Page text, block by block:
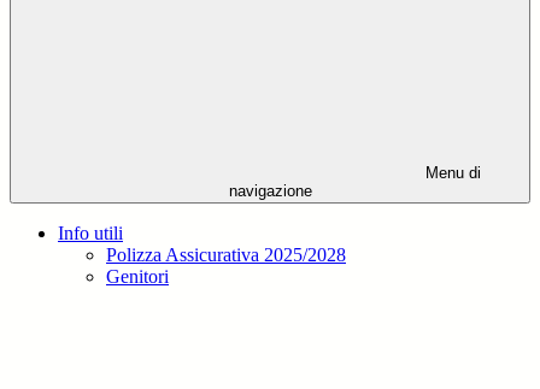
Menu di
navigazione
Info utili
Polizza Assicurativa 2025/2028
Genitori